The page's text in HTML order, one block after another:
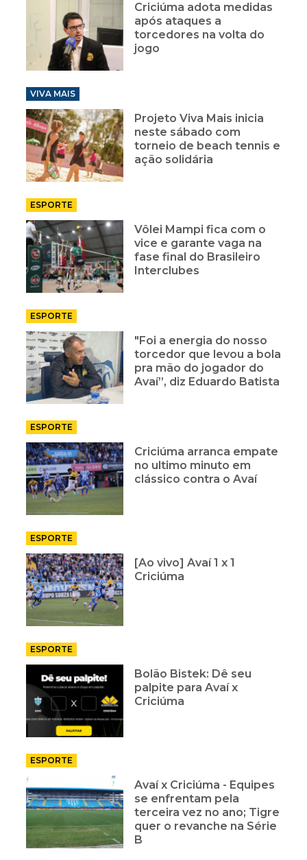
Criciúma adota medidas
após ataques a
torcedores na volta do
jogo
VIVA MAIS
Projeto Viva Mais inicia
neste sábado com
torneio de beach tennis e
ação solidária
ESPORTE
Vôlei Mampi fica com o
vice e garante vaga na
fase final do Brasileiro
Interclubes
ESPORTE
"Foi a energia do nosso
torcedor que levou a bola
pra mão do jogador do
Avaí”, diz Eduardo Batista
ESPORTE
Criciúma arranca empate
no ultimo minuto em
clássico contra o Avaí
ESPORTE
[Ao vivo] Avaí 1 x 1
Criciúma
ESPORTE
Bolão Bistek: Dê seu
palpite para Avaí x
Criciúma
ESPORTE
Avaí x Criciúma - Equipes
se enfrentam pela
terceira vez no ano; Tigre
quer o revanche na Série
B